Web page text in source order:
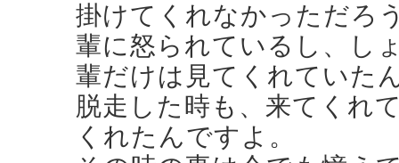
掛けてくれなかっただろ
輩に怒られているし、し
輩だけは見てくれていた
脱走した時も、来てくれ
くれたんですよ。